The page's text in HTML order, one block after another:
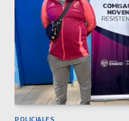
POLICIALES